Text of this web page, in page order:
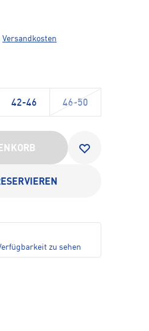
Versandkosten
42-46 46-50
zu sehen